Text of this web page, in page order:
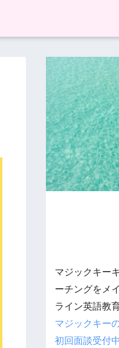
マジックキー
ーチングをメ
ライン英語教
マジックキー
初回面談受付